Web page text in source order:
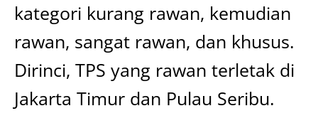
kategori kurang rawan, kemudian
rawan, sangat rawan, dan khusus.
Dirinci, TPS yang rawan terletak di
Jakarta Timur dan Pulau Seribu.